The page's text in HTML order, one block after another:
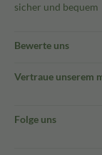
sicher und bequem
Bewerte uns
Vertraue unserem
Folge uns